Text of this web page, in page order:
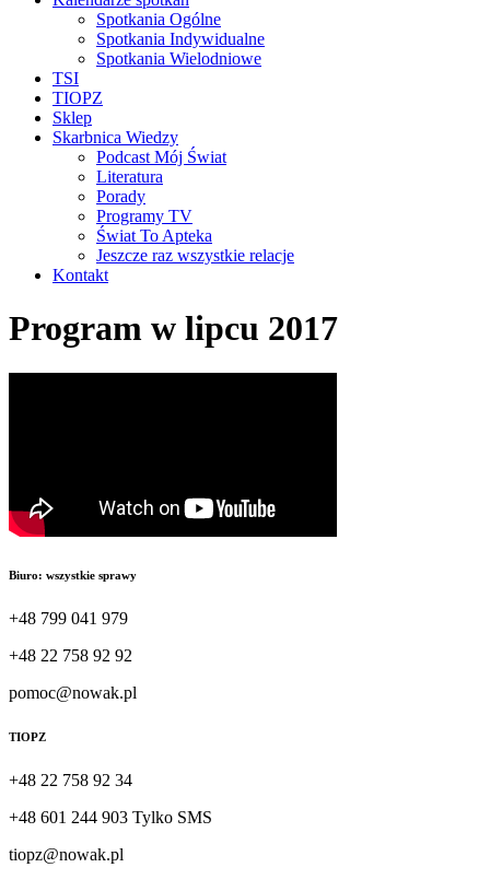
Spotkania Ogólne
Spotkania Indywidualne
Spotkania Wielodniowe
TSI
TIOPZ
Sklep
Skarbnica Wiedzy
Podcast Mój Świat
Literatura
Porady
Programy TV
Świat To Apteka
Jeszcze raz wszystkie relacje
Kontakt
Program w lipcu 2017
Biuro: wszystkie sprawy
+48 799 041 979
+48 22 758 92 92
pomoc@nowak.pl
TIOPZ
+48 22 758 92 34
+48 601 244 903 Tylko SMS
tiopz@nowak.pl